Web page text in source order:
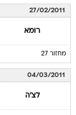
27/02/2011
רומא
מחזור 27
04/03/2011
לצ'ה